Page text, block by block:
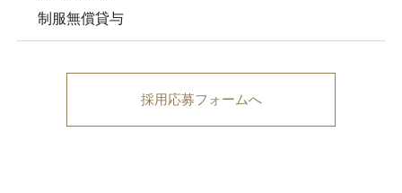
制服無償貸与
採用応募フォームへ